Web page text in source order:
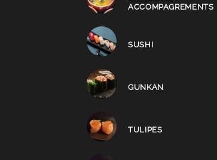
ACCOMPAGREMENTS
SUSHI
GUNKAN
TULIPES